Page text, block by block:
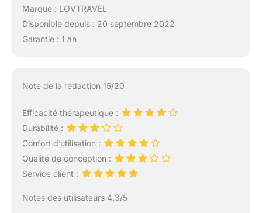
Marque : LOVTRAVEL
Disponible depuis : 20 septembre 2022
Garantie : 1 an
Note de la rédaction 15/20
Efficacité thérapeutique :
Durabilité :
Confort d’utilisation :
Qualité de conception :
Service client :
Notes des utilisateurs 4.3/5